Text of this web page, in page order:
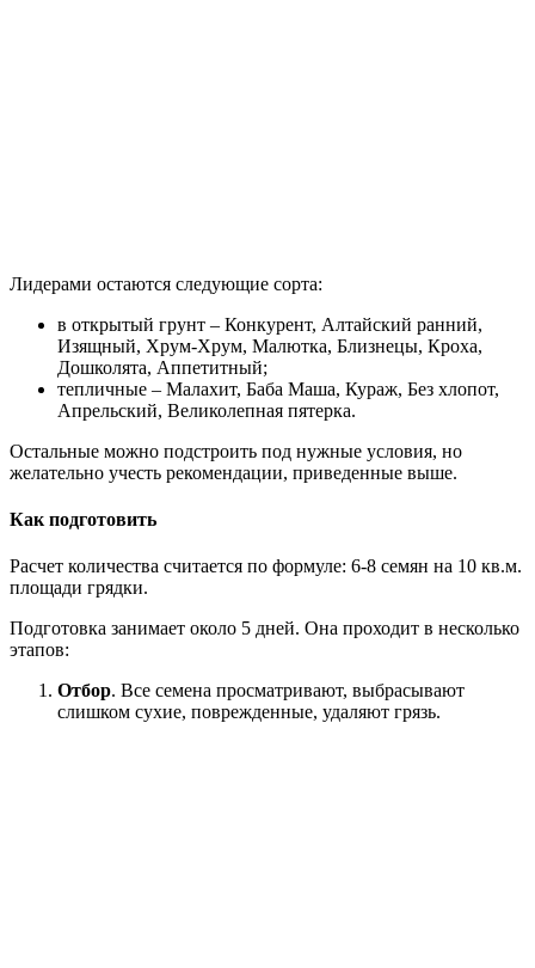
Лидерами остаются следующие сорта:
в открытый грунт – Конкурент, Алтайский ранний,
Изящный, Хрум-Хрум, Малютка, Близнецы, Кроха,
Дошколята, Аппетитный;
тепличные – Малахит, Баба Маша, Кураж, Без хлопот,
Апрельский, Великолепная пятерка.
Остальные можно подстроить под нужные условия, но
желательно учесть рекомендации, приведенные выше.
Как подготовить
Расчет количества считается по формуле: 6-8 семян на 10 кв.м.
площади грядки.
Подготовка занимает около 5 дней. Она проходит в несколько
этапов:
Отбор. Все семена просматривают, выбрасывают
слишком сухие, поврежденные, удаляют грязь.